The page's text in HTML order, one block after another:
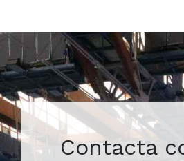
Contacta